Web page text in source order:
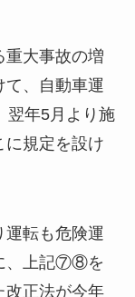
重大事故の増
て、自動車運
翌年5月より施
に規定を設け
運転も危険運
、上記⑦⑧を
改正法が今年